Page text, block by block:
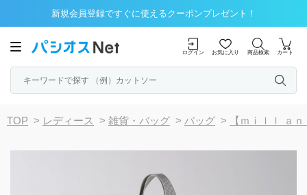
新規会員登録ですぐに使えるクーポンプレゼント！
ログイン お気に入り 商品検索 カート
TOP > レディース > 雑貨・バッグ > バッグ > 【ｍｉｌｌ ａ